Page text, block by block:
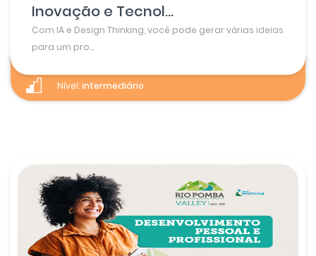
Inovação e Tecnol...
Com IA e Design Thinking, você pode gerar várias ideias
para um pro...
Nível:intermediário